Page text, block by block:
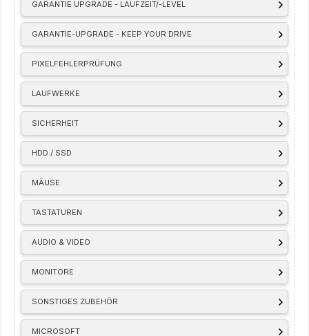
GARANTIE UPGRADE - LAUFZEIT/-LEVEL
GARANTIE-UPGRADE - KEEP YOUR DRIVE
PIXELFEHLERPRÜFUNG
LAUFWERKE
SICHERHEIT
HDD / SSD
MÄUSE
TASTATUREN
AUDIO & VIDEO
MONITORE
SONSTIGES ZUBEHÖR
MICROSOFT